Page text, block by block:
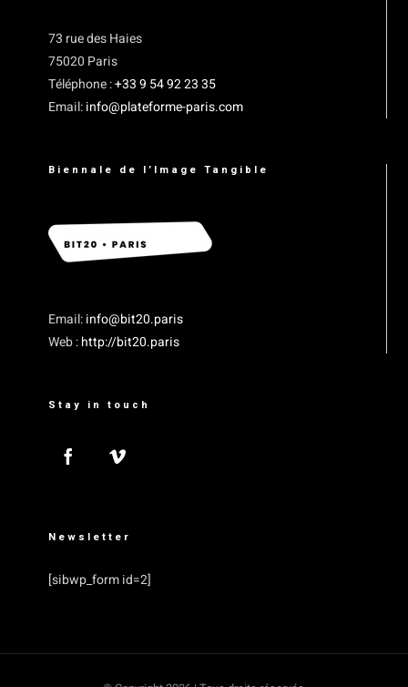
73 rue des Haies
75020 Paris
Téléphone :+33 9 54 92 23 35
Email:info@plateforme-paris.com
Biennale de l’Image Tangible
Email:info@bit20.paris
Web :http://bit20.paris
Stay in touch
Newsletter
[sibwp_form id=2]